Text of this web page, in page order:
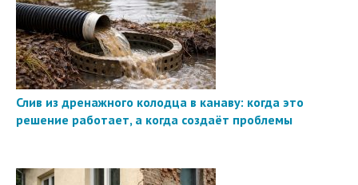
Слив из дренажного колодца в канаву: когда это
решение работает, а когда создаёт проблемы